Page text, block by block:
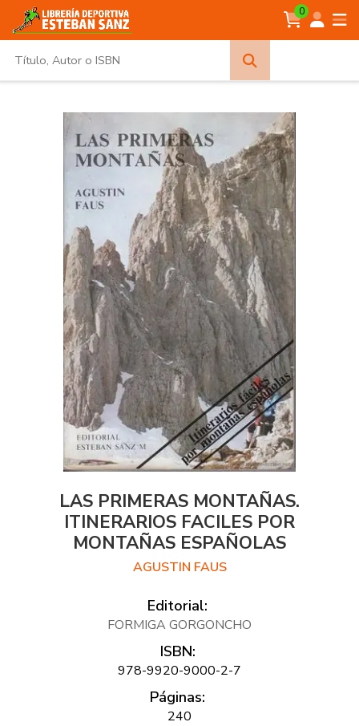
0
LAS PRIMERAS MONTAÑAS.
ITINERARIOS FACILES POR
MONTAÑAS ESPAÑOLAS
AGUSTIN FAUS
Editorial:
FORMIGA GORGONCHO
ISBN:
978-9920-9000-2-7
Páginas:
240